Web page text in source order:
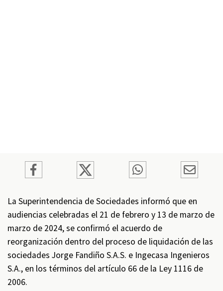
La Superintendencia de Sociedades informó que en
audiencias celebradas el 21 de febrero y 13 de marzo de
marzo de 2024, se confirmó el acuerdo de
reorganización dentro del proceso de liquidación de las
sociedades Jorge Fandiño S.A.S. e Ingecasa Ingenieros
S.A., en los términos del artículo 66 de la Ley 1116 de
2006.